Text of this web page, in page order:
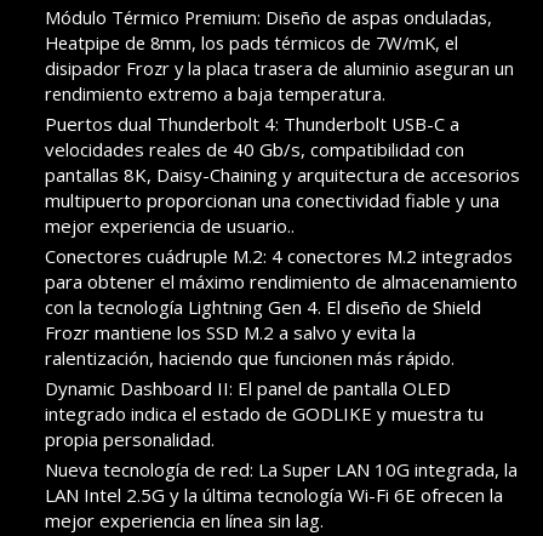
Módulo Térmico Premium: Diseño de aspas onduladas,
Heatpipe de 8mm, los pads térmicos de 7W/mK, el
disipador Frozr y la placa trasera de aluminio aseguran un
rendimiento extremo a baja temperatura.
Puertos dual Thunderbolt 4: Thunderbolt USB-C a
velocidades reales de 40 Gb/s, compatibilidad con
pantallas 8K, Daisy-Chaining y arquitectura de accesorios
multipuerto proporcionan una conectividad fiable y una
mejor experiencia de usuario..
Conectores cuádruple M.2: 4 conectores M.2 integrados
para obtener el máximo rendimiento de almacenamiento
con la tecnología Lightning Gen 4. El diseño de Shield
Frozr mantiene los SSD M.2 a salvo y evita la
ralentización, haciendo que funcionen más rápido.
Dynamic Dashboard II: El panel de pantalla OLED
integrado indica el estado de GODLIKE y muestra tu
propia personalidad.
Nueva tecnología de red: La Super LAN 10G integrada, la
LAN Intel 2.5G y la última tecnología Wi-Fi 6E ofrecen la
mejor experiencia en línea sin lag.